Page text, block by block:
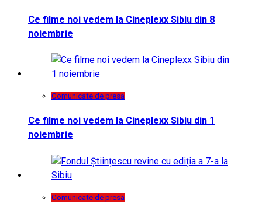
Ce filme noi vedem la Cineplexx Sibiu din 8
noiembrie
Comunicate de presa
Ce filme noi vedem la Cineplexx Sibiu din 1
noiembrie
Comunicate de presa